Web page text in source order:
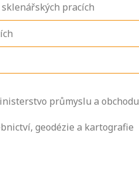
pracích
průmyslu a obchodu
geodézie a kartografie
jak se
a kde
kdo vás